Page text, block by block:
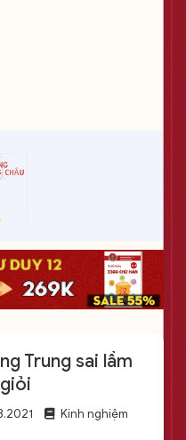
Trung sai lầm
Kinh nghiệm